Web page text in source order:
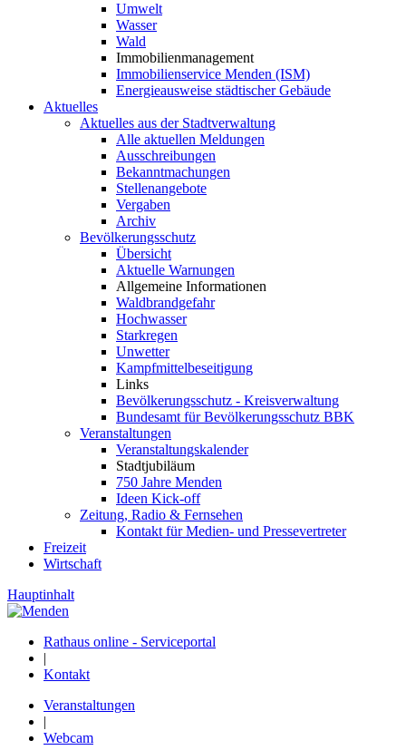
Umwelt
Wasser
Wald
Immobilienmanagement
Immobilienservice Menden (ISM)
Energieausweise städtischer Gebäude
Aktuelles
Aktuelles aus der Stadtverwaltung
Alle aktuellen Meldungen
Ausschreibungen
Bekanntmachungen
Stellenangebote
Vergaben
Archiv
Bevölkerungsschutz
Übersicht
Aktuelle Warnungen
Allgemeine Informationen
Waldbrandgefahr
Hochwasser
Starkregen
Unwetter
Kampfmittelbeseitigung
Links
Bevölkerungsschutz - Kreisverwaltung
Bundesamt für Bevölkerungsschutz BBK
Veranstaltungen
Veranstaltungskalender
Stadtjubiläum
750 Jahre Menden
Ideen Kick-off
Zeitung, Radio & Fernsehen
Kontakt für Medien- und Pressevertreter
Freizeit
Wirtschaft
Hauptinhalt
Rathaus online - Serviceportal
|
Kontakt
Veranstaltungen
|
Webcam